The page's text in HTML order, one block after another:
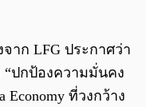
าก LFG ประกาศว่า
“ปกป้องความมั่นคง
Economy ที่วงกว้าง